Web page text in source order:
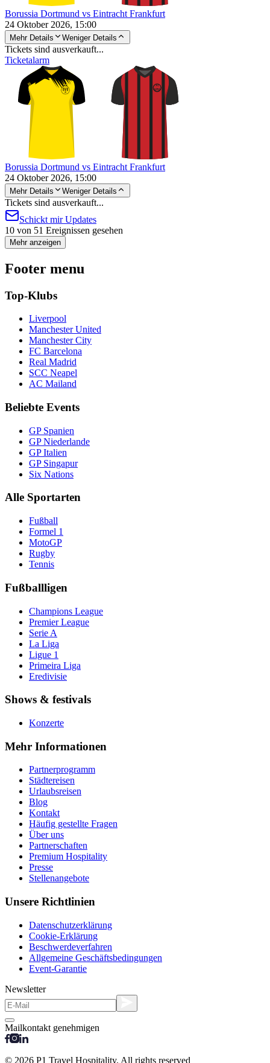
Borussia Dortmund vs Eintracht Frankfurt
24 Oktober 2026, 15:00
Mehr Details Weniger Details
Tickets sind ausverkauft...
Ticketalarm
Borussia Dortmund vs Eintracht Frankfurt
24 Oktober 2026, 15:00
Mehr Details Weniger Details
Tickets sind ausverkauft...
Schickt mir Updates
10 von 51 Ereignissen gesehen
Mehr anzeigen
Footer menu
Top-Klubs
Liverpool
Manchester United
Manchester City
FC Barcelona
Real Madrid
SCC Neapel
AC Mailand
Beliebte Events
GP Spanien
GP Niederlande
GP Italien
GP Singapur
Six Nations
Alle Sportarten
Fußball
Formel 1
MotoGP
Rugby
Tennis
Fußballligen
Champions League
Premier League
Serie A
La Liga
Ligue 1
Primeira Liga
Eredivisie
Shows & festivals
Konzerte
Mehr Informationen
Partnerprogramm
Städtereisen
Urlaubsreisen
Blog
Kontakt
Häufig gestellte Fragen
Über uns
Partnerschaften
Premium Hospitality
Presse
Stellenangebote
Unsere Richtlinien
Datenschutzerklärung
Cookie-Erklärung
Beschwerdeverfahren
Allgemeine Geschäftsbedingungen
Event-Garantie
Newsletter
Mailkontakt genehmigen
© 2026 P1 Travel Hospitality. All rights reserved